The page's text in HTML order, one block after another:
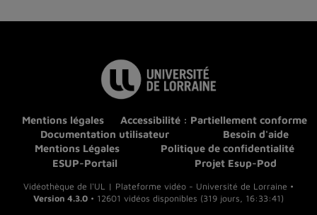
Mentions légales
Accessibilité : Partiellement conforme
Documentation utilisateur
Besoin d'aide
Mentions Légales
Politique de confidentialité
ESUP-Portail
Projet Esup-Pod
Vidéothèque de l'UL | Plateforme vidéo - Université de Lorraine •
Version 4.3.0 • 12601 vidéos disponibles (319 jours, 16:33:41)